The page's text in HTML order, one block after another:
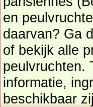
en
daarvan? Ga
of bekijk alle
peulvruchten. Tevens vindt u ook de uitgebreide calorie
informatie,
beschikbaar